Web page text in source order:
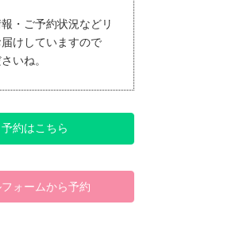
・ご予約状況などリ
けしていますので
いね。
約はこちら
フォームから予約